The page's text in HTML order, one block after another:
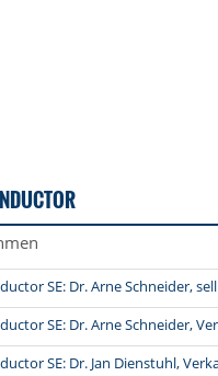
SE: Dr. Arne Schneider, sell
SE: Dr. Arne Schneider,
SE: Dr. Jan Dienstuhl,